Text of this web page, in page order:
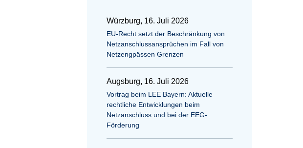
Würzburg, 16. Juli 2026
EU-Recht setzt der Beschränkung von
Netzanschlussansprüchen im Fall von
Netzengpässen Grenzen
Augsburg, 16. Juli 2026
Vortrag beim LEE Bayern: Aktuelle
rechtliche Entwicklungen beim
Netzanschluss und bei der EEG-
Förderung